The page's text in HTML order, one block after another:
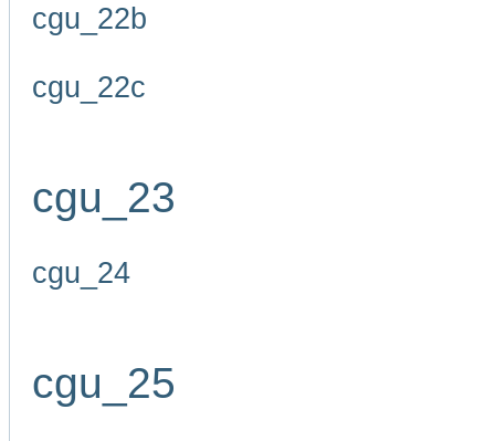
cgu_22b
cgu_22c
cgu_23
cgu_24
cgu_25